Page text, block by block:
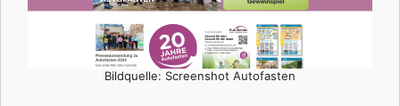
Bildquelle: Screenshot Autofasten